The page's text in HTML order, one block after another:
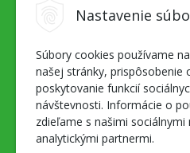
Nastavenie
Súbory cookies používame
našej stránky, prispôsobenie
poskytovanie funkcií
návštevnosti. Informácie o
zdieľame s našimi
analytickými partnermi.
Cestovateľský
Alpenverein
Hore-dole
Motorest
Splav